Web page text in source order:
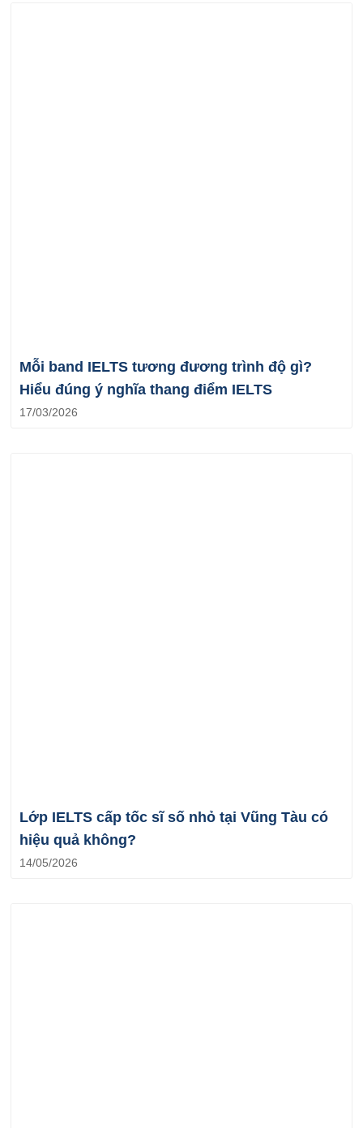
Mỗi band IELTS tương đương trình độ gì?
Hiểu đúng ý nghĩa thang điểm IELTS
17/03/2026
Lớp IELTS cấp tốc sĩ số nhỏ tại Vũng Tàu có
hiệu quả không?
14/05/2026